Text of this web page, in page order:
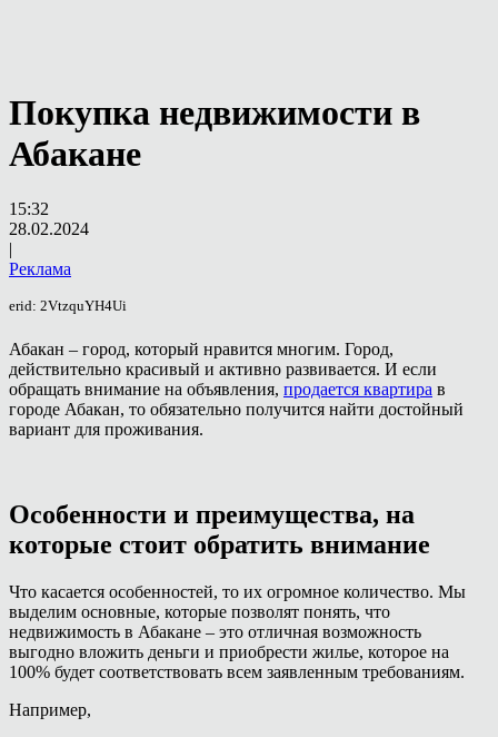
Покупка недвижимости в
Абакане
15:32
28.02.2024
|
Реклама
erid: 2VtzquYH4Ui
Абакан – город, который нравится многим. Город,
действительно красивый и активно развивается. И если
обращать внимание на объявления, продается квартира в
городе Абакан, то обязательно получится найти достойный
вариант для проживания.
Особенности и преимущества, на
которые стоит обратить внимание
Что касается особенностей, то их огромное количество. Мы
выделим основные, которые позволят понять, что
недвижимость в Абакане – это отличная возможность
выгодно вложить деньги и приобрести жилье, которое на
100% будет соответствовать всем заявленным требованиям.
Например,